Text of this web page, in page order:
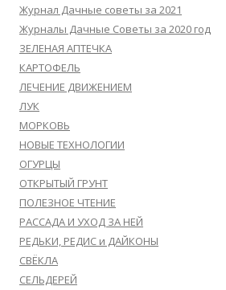
Журнал Дачные советы за 2021
Журналы Дачные Советы за 2020 год
ЗЕЛЕНАЯ АПТЕЧКА
КАРТОФЕЛЬ
ЛЕЧЕНИЕ ДВИЖЕНИЕМ
ЛУК
МОРКОВЬ
НОВЫЕ ТЕХНОЛОГИИ
ОГУРЦЫ
ОТКРЫТЫЙ ГРУНТ
ПОЛЕЗНОЕ ЧТЕНИЕ
РАССАДА И УХОД ЗА НЕЙ
РЕДЬКИ, РЕДИС и ДАЙКОНЫ
СВЁКЛА
СЕЛЬДЕРЕЙ